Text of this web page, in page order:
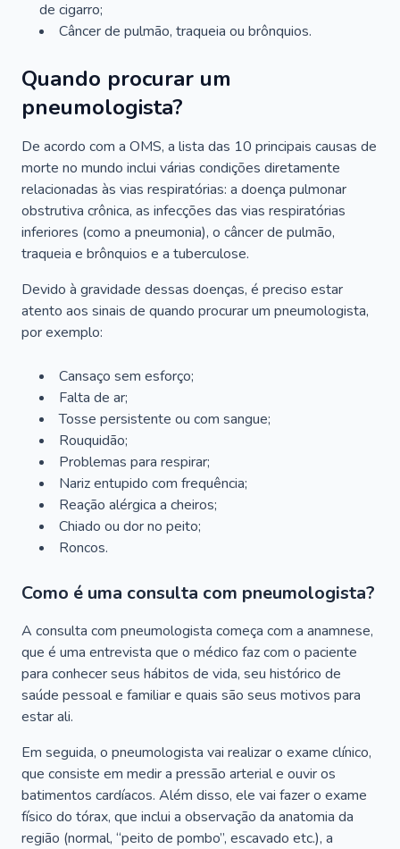
de cigarro;
Câncer de pulmão, traqueia ou brônquios.
Quando procurar um
pneumologista?
De acordo com a OMS, a lista das 10 principais causas de
morte no mundo inclui várias condições diretamente
relacionadas às vias respiratórias: a doença pulmonar
obstrutiva crônica, as infecções das vias respiratórias
inferiores (como a pneumonia), o câncer de pulmão,
traqueia e brônquios e a tuberculose.
Devido à gravidade dessas doenças, é preciso estar
atento aos sinais de quando procurar um pneumologista,
por exemplo:
Cansaço sem esforço;
Falta de ar;
Tosse persistente ou com sangue;
Rouquidão;
Problemas para respirar;
Nariz entupido com frequência;
Reação alérgica a cheiros;
Chiado ou dor no peito;
Roncos.
Como é uma consulta com pneumologista?
A consulta com pneumologista começa com a anamnese,
que é uma entrevista que o médico faz com o paciente
para conhecer seus hábitos de vida, seu histórico de
saúde pessoal e familiar e quais são seus motivos para
estar ali.
Em seguida, o pneumologista vai realizar o exame clínico,
que consiste em medir a pressão arterial e ouvir os
batimentos cardíacos. Além disso, ele vai fazer o exame
físico do tórax, que inclui a observação da anatomia da
região (normal, “peito de pombo”, escavado etc.), a